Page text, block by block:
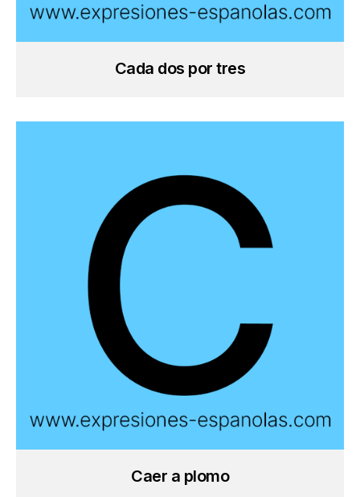
Cada dos por tres
Caer a plomo